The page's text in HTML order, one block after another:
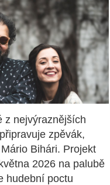
z nejvýraznějších
zpěvák,
Bihári. Projekt
2026 na palubě
hudební poctu